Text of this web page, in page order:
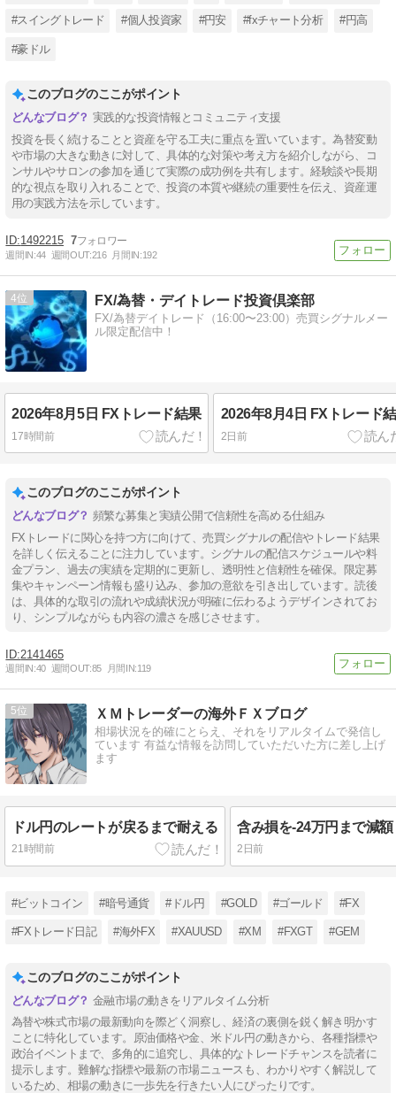
#スイングトレード #個人投資家 #円安 #fxチャート分析 #円高
#豪ドル
このブログのここがポイント
実践的な投資情報とコミュニティ支援
投資を長く続けることと資産を守る工夫に重点を置いています。為替変動
や市場の大きな動きに対して、具体的な対策や考え方を紹介しながら、コ
ンサルやサロンの参加を通じて実際の成功例を共有します。経験談や長期
的な視点を取り入れることで、投資の本質や継続の重要性を伝え、資産運
用の実践方法を示しています。
1492215 7
週間IN:44 週間OUT:216 月間IN:192
4 FX/為替・デイトレード投資倶楽部
FX/為替デイトレード（16:00〜23:00）売買シグナルメー
ル限定配信中！
2026年8月5日 FXトレード結果
17時間前
2026年8月4日 FXトレード
2日前
このブログのここがポイント
頻繁な募集と実績公開で信頼性を高める仕組み
FXトレードに関心を持つ方に向けて、売買シグナルの配信やトレード結果
を詳しく伝えることに注力しています。シグナルの配信スケジュールや料
金プラン、過去の実績を定期的に更新し、透明性と信頼性を確保。限定募
集やキャンペーン情報も盛り込み、参加の意欲を引き出しています。読後
は、具体的な取引の流れや成績状況が明確に伝わるようデザインされてお
り、シンプルながらも内容の濃さを感じさせます。
2141465
週間IN:40 週間OUT:85 月間IN:119
5 ＸＭトレーダーの海外ＦＸブログ
相場状況を的確にとらえ、それをリアルタイムで発信し
ています 有益な情報を訪問していただいた方に差し上げ
ます
ドル円のレートが戻るまで耐える
21時間前 2日前
#ビットコイン #暗号通貨 #ドル円 #GOLD #ゴールド #FX
#FXトレード日記 #海外FX #XAUUSD #XM #FXGT #GEM
このブログのここがポイント
金融市場の動きをリアルタイム分析
為替や株式市場の最新動向を際どく洞察し、経済の裏側を鋭く解き明かす
ことに特化しています。原油価格や金、米ドル円の動きから、各種指標や
政治イベントまで、多角的に追究し、具体的なトレードチャンスを読者に
提示します。難解な指標や最新の市場ニュースも、わかりやすく解説して
いるため、相場の動きに一歩先を行きたい人にぴったりです。